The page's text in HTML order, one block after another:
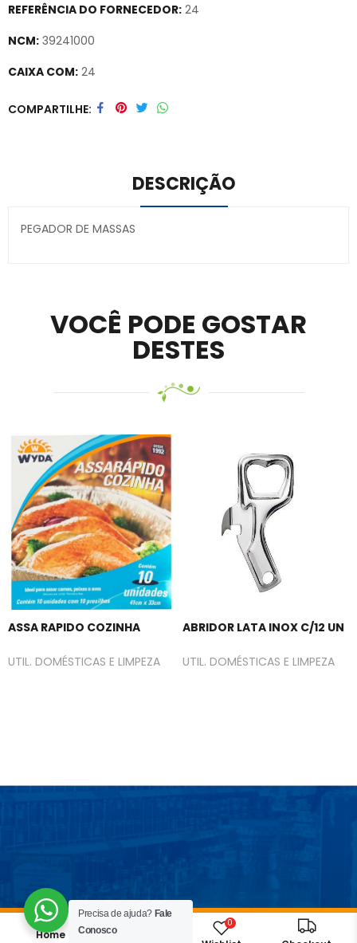
Home
0
REFERÊNCIA DO FORNECEDOR: 24
NCM: 39241000
CAIXA COM: 24
Secure crypto portfolio manager for desktops and mobile –
COMPARTILHE
DESCRIÇÃO
PEGADOR DE MASSAS
VOCÊ PODE GOSTAR
DESTES
ASSA RAPIDO COZINHA
UTIL. DOMÉSTICAS E LIMPEZA
ABRIDOR LATA INOX C/12 UN
UTIL. DOMÉSTICAS E LIMPEZA
Precisa de ajuda? Fale
Conosco